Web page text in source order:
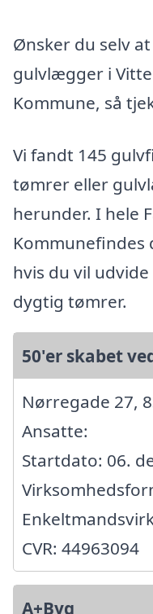
Ønsker du selv
gulvlægger i
Kommune, så
Vi fandt 145
tømrer eller
herunder. I hele
Kommunefindes
hvis du vil
dygtig tømrer.
50'er skabet
Nørregade 27,
Ansatte:
Startdato: 06.
CVR: 44963094
A+Byg